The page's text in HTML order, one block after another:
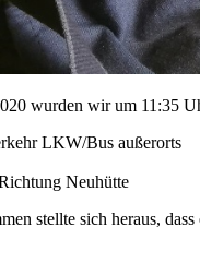
wurden wir um 11:35
LKW/Bus außerorts
Neuhütte
stellte sich heraus,